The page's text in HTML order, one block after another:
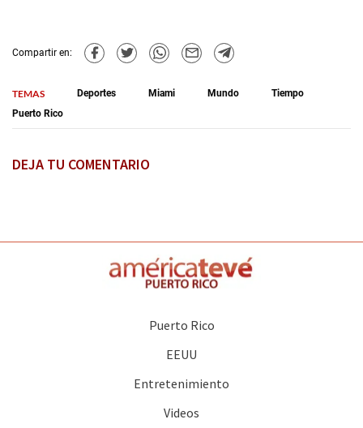
Compartir en:
TEMAS Deportes Miami Mundo
Tiempo
Puerto Rico
DEJA TU COMENTARIO
Puerto Rico
EEUU
Entretenimiento
Videos